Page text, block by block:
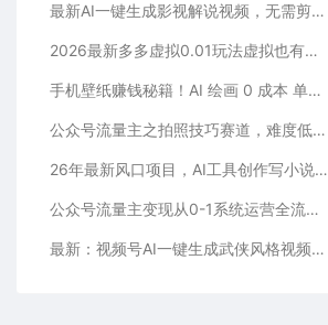
最新AI一键生成影视解说视频，无需剪辑3分钟1条，条条爆款，多平台变现日入2000+
2026最新多多虚拟0.01玩法虚拟也有新门路轻松日入2500!
手机壁纸赚钱秘籍！AI 绘画 0 成本 单店狂销 3.8 万单
公众号流量主之拍照技巧赛道，难度低+流量大，起号第一篇就爆了10w阅读！
26年最新风口项目，AI工具创作写小说，轻松实现日入1000+
公众号流量主变现从0-1系统运营全流程讲解！
最新：视频号AI一键生成武侠风格视频，狂撸视频号分成收益，学完轻松日入1000+